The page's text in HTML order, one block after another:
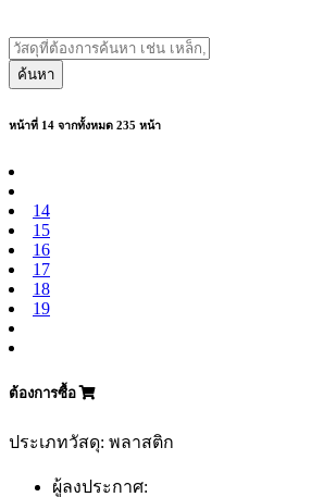
ค้นหา
หน้าที่ 14 จากทั้งหมด 235 หน้า
14
15
16
17
18
19
ต้องการซื้อ
ประเภทวัสดุ: พลาสติก
ผู้ลงประกาศ: